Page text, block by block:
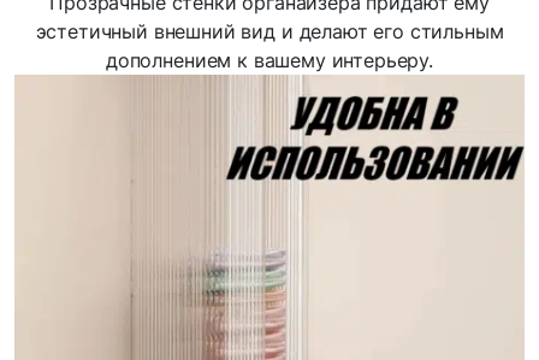
эстетичный внешний вид и делают его стильным
дополнением к вашему интерьеру.